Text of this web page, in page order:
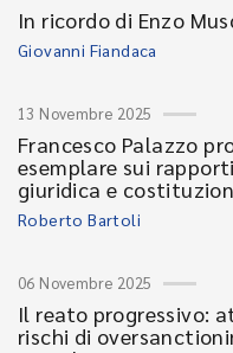
In ricordo di Enzo
Giovanni Fiandaca
13 Novembre 2025
Francesco Palazzo
esemplare sui
giuridica e
Roberto Bartoli
06 Novembre 2025
Il reato progressivo:
rischi di